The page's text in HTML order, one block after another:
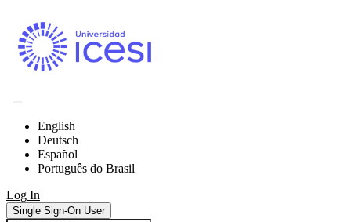
All of DSpace
Statistics
English
Deutsch
Español
Português do Brasil
Log In
Single Sign-On User